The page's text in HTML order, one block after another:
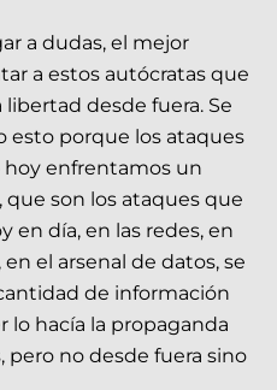
a dudas, el mejor
a estos autócratas que
desde fuera. Se
esto porque los ataques
hoy enfrentamos un
son los ataques que
en día, en las redes, en
el arsenal de datos, se
de información
lo hacía la propaganda
pero no desde fuera sino